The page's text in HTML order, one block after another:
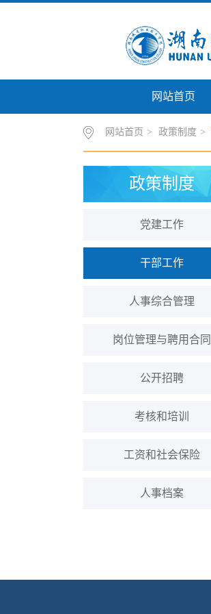
网站首页
网站首页 > 政策制度 >
政策制度
党建工作
干部工作
人事综合管理
岗位管理与聘用合同
公开招聘
考核和培训
工资和社会保险
人事档案